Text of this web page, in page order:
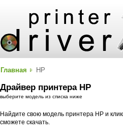
Главная HP
Драйвер принтера HP
выберите модель из списка ниже
Найдите свою модель принтера HP и
сможете скачать.